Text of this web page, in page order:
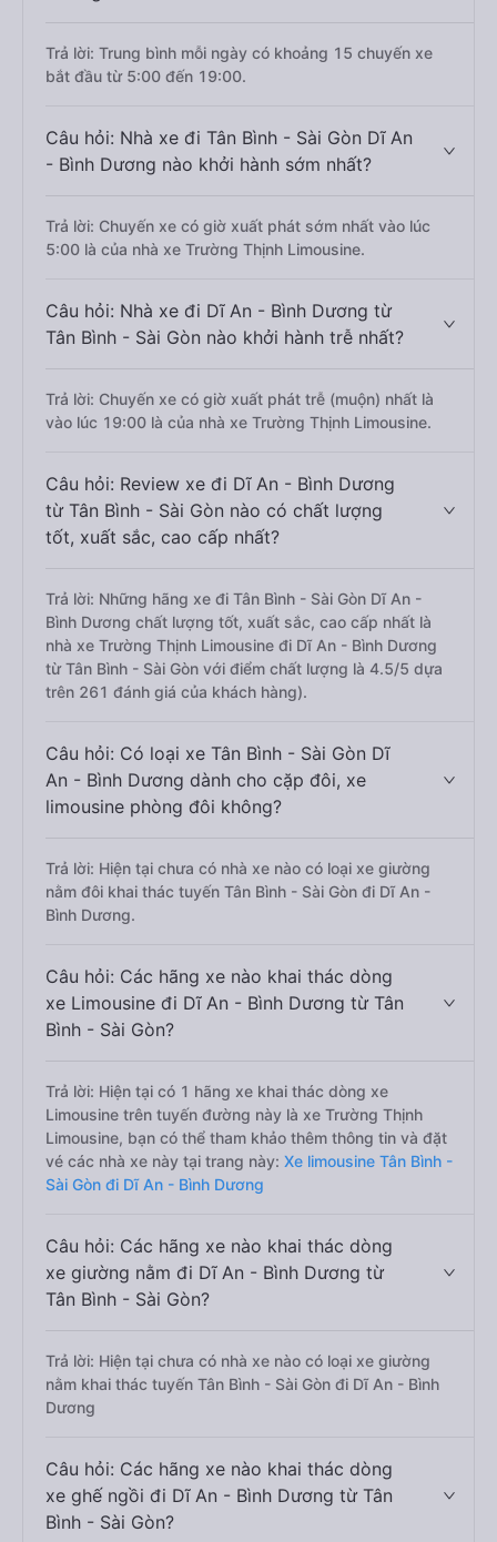
Trả lời: Trung bình mỗi ngày có khoảng 15 chuyến xe
bắt đầu từ 5:00 đến 19:00.
Câu hỏi: Nhà xe đi Tân Bình - Sài Gòn Dĩ An
- Bình Dương nào khởi hành sớm nhất?
Trả lời: Chuyến xe có giờ xuất phát sớm nhất vào lúc
5:00 là của nhà xe Trường Thịnh Limousine.
Câu hỏi: Nhà xe đi Dĩ An - Bình Dương từ
Tân Bình - Sài Gòn nào khởi hành trễ nhất?
Trả lời: Chuyến xe có giờ xuất phát trễ (muộn) nhất là
vào lúc 19:00 là của nhà xe Trường Thịnh Limousine.
Câu hỏi: Review xe đi Dĩ An - Bình Dương
từ Tân Bình - Sài Gòn nào có chất lượng
tốt, xuất sắc, cao cấp nhất?
Trả lời: Những hãng xe đi Tân Bình - Sài Gòn Dĩ An -
Bình Dương chất lượng tốt, xuất sắc, cao cấp nhất là
nhà xe Trường Thịnh Limousine đi Dĩ An - Bình Dương
từ Tân Bình - Sài Gòn với điểm chất lượng là 4.5/5 dựa
trên 261 đánh giá của khách hàng).
Câu hỏi: Có loại xe Tân Bình - Sài Gòn Dĩ
An - Bình Dương dành cho cặp đôi, xe
limousine phòng đôi không?
Trả lời: Hiện tại chưa có nhà xe nào có loại xe giường
nằm đôi khai thác tuyến Tân Bình - Sài Gòn đi Dĩ An -
Bình Dương.
Câu hỏi: Các hãng xe nào khai thác dòng
xe Limousine đi Dĩ An - Bình Dương từ Tân
Bình - Sài Gòn?
Trả lời: Hiện tại có 1 hãng xe khai thác dòng xe
Limousine trên tuyến đường này là xe Trường Thịnh
Limousine, bạn có thể tham khảo thêm thông tin và đặt
vé các nhà xe này tại trang này: Xe limousine Tân Bình -
Sài Gòn đi Dĩ An - Bình Dương
Câu hỏi: Các hãng xe nào khai thác dòng
xe giường nằm đi Dĩ An - Bình Dương từ
Tân Bình - Sài Gòn?
Trả lời: Hiện tại chưa có nhà xe nào có loại xe giường
nằm khai thác tuyến Tân Bình - Sài Gòn đi Dĩ An - Bình
Dương
Câu hỏi: Các hãng xe nào khai thác dòng
xe ghế ngồi đi Dĩ An - Bình Dương từ Tân
Bình - Sài Gòn?